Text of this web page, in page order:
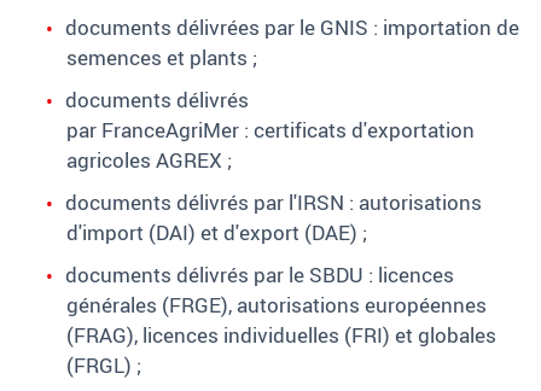
documents délivrées par le GNIS : importation de
semences et plants ;
documents délivrés
par FranceAgriMer : certificats d'exportation
agricoles AGREX ;
documents délivrés par l'IRSN : autorisations
d'import (DAI) et d'export (DAE) ;
documents délivrés par le SBDU : licences
générales (FRGE), autorisations européennes
(FRAG), licences individuelles (FRI) et globales
(FRGL) ;